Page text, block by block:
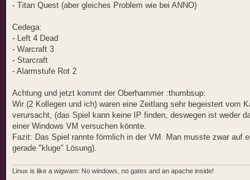
- Titan Quest (aber gleiches Problem wie bei ANNO)
Cedega:
- Left 4 Dead
- Warcraft 3
- Starcraft
- Alarmstufe Rot 2
Achtung und jetzt kommt der Oberhammer :thumbsup:
Wir (2 Kollegen und ich) waren eine Zeitlang sehr begeistert vom
verursacht, (das Spiel kann keine IP finden, deswegen ist weder
einer Windows VM versuchen könnte.
Fazit: Das Spiel rannte förmlich in der VM. Man musste zwar
gerade "kluge" Lösung).
Linux is like a wigwam: No windows, no gates and an apache inside!